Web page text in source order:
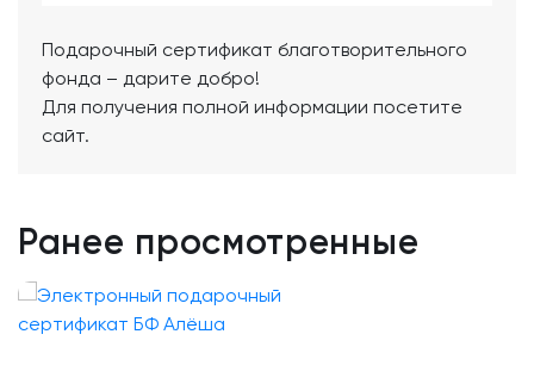
Подарочный сертификат благотворительного
фонда – дарите добро!
Для получения полной информации посетите
сайт.
Ранее просмотренные